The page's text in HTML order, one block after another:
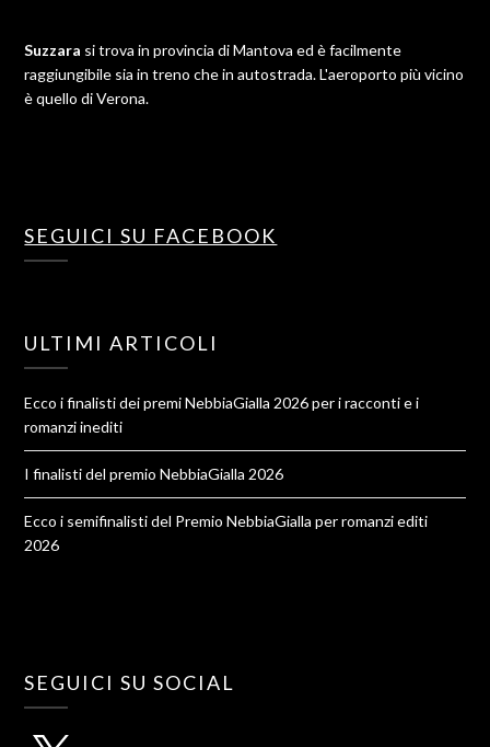
Suzzara si trova in provincia di Mantova ed è facilmente
raggiungibile sia in treno che in autostrada. L'aeroporto più vicino
è quello di Verona.
SEGUICI SU FACEBOOK
ULTIMI ARTICOLI
Ecco i finalisti dei premi NebbiaGialla 2026 per i racconti e i
romanzi inediti
I finalisti del premio NebbiaGialla 2026
Ecco i semifinalisti del Premio NebbiaGialla per romanzi editi
2026
SEGUICI SU SOCIAL